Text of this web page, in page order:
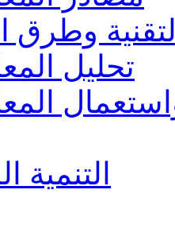
وطرق
تحليل
التنمية